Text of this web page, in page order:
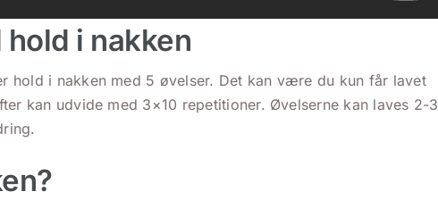
i nakken
hold i nakken med 5 øvelser. Det kan være du kun får lavet
kan udvide med 3×10 repetitioner. Øvelserne kan laves 2-3